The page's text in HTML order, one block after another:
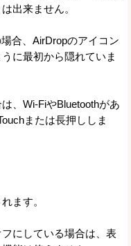
出来ません。
合、AirDropのアイコン
に最初から隠れていま
、Wi-FiやBluetoothがあ
または長押ししま
ます。
にしている場合は、表